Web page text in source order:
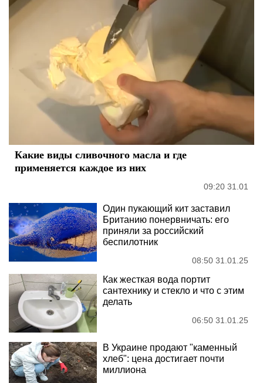
Какие виды сливочного масла и где
применяется каждое из них
09:20 31.01
Один пукающий кит заставил
Британию понервничать: его
приняли за российский
беспилотник
08:50 31.01.25
Как жесткая вода портит
сантехнику и стекло и что с этим
делать
06:50 31.01.25
В Украине продают "каменный
хлеб": цена достигает почти
миллиона